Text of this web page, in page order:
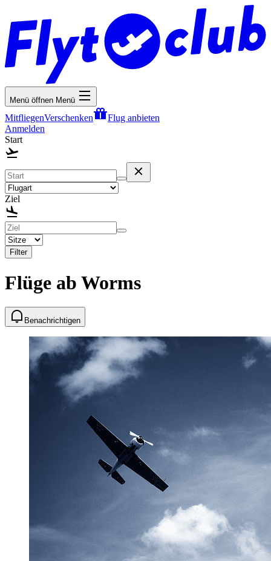
Menü öffnen Menü
MitfliegenVerschenken
Flug anbieten
Anmelden
Start
Ziel
Filter
Flüge ab Worms
Benachrichtigen